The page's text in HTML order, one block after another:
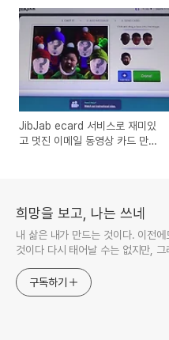
JibJab ecard 서비스로 재미있
고 멋진 이메일 동영상 카드 만드
희망을 보고, 나는 쓰네
내 삶은 내가 만드는 것이다. 이전
것이다 다시 태어날 수는 없지만,
구독하기